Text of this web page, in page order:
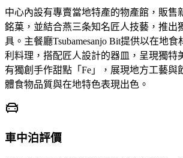
中心內設有專賣當地特產的物產館，販售
銘菓，並結合燕三条知名匠人技藝，推出
具。主餐廳Tsubamesanjo Bit提供以在地
利料理，搭配匠人設計的器皿，呈現獨特
有獨創手作甜點「Fe」，展現地方工藝與
體食物品質與在地特色表現出色。
車中泊評價